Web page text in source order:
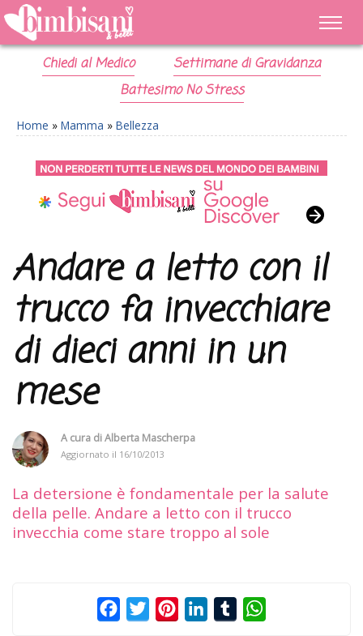
Chiedi al Medico
Settimane di Gravidanza
Battesimo No Stress
Home » Mamma » Bellezza
Andare a letto con il
trucco fa invecchiare
di dieci anni in un
mese
A cura diAlberta Mascherpa
Aggiornato il 16/10/2013
La detersione è fondamentale per la salute
della pelle. Andare a letto con il trucco
invecchia come stare troppo al sole
FacebookTwitterPinterestLinkedInTumblr